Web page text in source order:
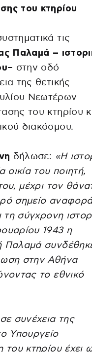
του κτηρίου
τις
Παλαμά –
– στην οδό
της θετικής
Νεωτέρων
του κτηρίου
διακόσμου.
δήλωσε: «Η
οικία του ποιητή,
μέχρι τον
σημείο
τη σύγχρονη
1943 η
Παλαμά
στην Αθήνα
το εθνικό
συνέχεια της
Υπουργείο
του κτηρίου έχει